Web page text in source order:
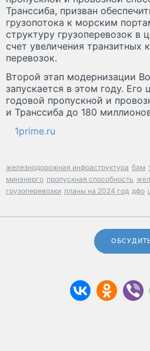
Транссиба, призван
грузопотока к морским
структуру грузоперевозок в
счет увеличения транзитных
перевозок.
Второй этап модернизации
запускается в этом году. Его
годовой пропускной и
и Транссиба до 180
1prime.ru
железнодорожная инфраструктура бам
минэнерго пропускная способность
грузоперевозки планы на 2024 год дфо